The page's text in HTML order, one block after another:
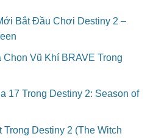
Bắt Đầu Chơi Destiny 2 –
Vũ Khí BRAVE Trong
17 Trong Destiny 2: Season of
Destiny 2 (The Witch